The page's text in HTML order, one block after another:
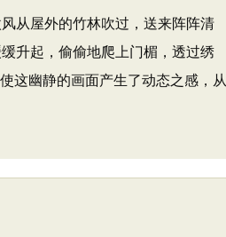
从屋外的竹林吹过，送来阵阵清
升起，偷偷地爬上门楣，透过绣
这幽静的画面产生了动态之感，从